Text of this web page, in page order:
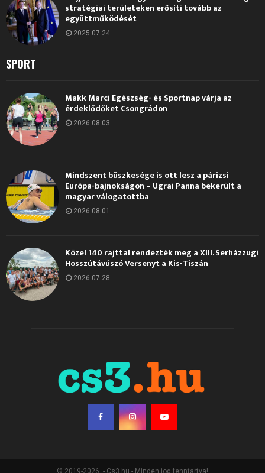
stratégiai területeken erősíti tovább az
együttműködését
2025.07.24.
SPORT
Makk Marci Egészség- és Sportnap várja az
érdeklődőket Csongrádon
2026.08.03.
Mindszent büszkesége is ott lesz a párizsi
Európa-bajnokságon – Ugrai Panna bekerült a
magyar válogatottba
2026.08.01.
Közel 140 rajttal rendezték meg a XIII. Serházzugi
Hosszútávúszó Versenyt a Kis-Tiszán
2026.07.28.
© 2019-2026. - Cs3.hu - Minden jog fenntartva!